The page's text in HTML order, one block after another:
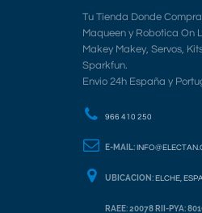
Tu Tienda Donde
Maqueen y Robotica On
Makey Makey, Servos,
Sparkfun.
Envio 24h España y
966 410 250
E-MAIL:
UBICACION: ELCHE,
RAEE: 20078 RII-PYA: